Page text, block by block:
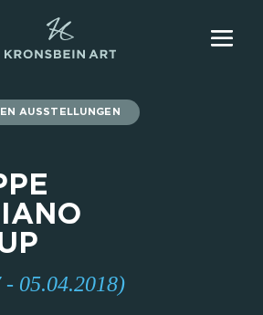
AUSSTELLUNGEN
- 05.04.2018)